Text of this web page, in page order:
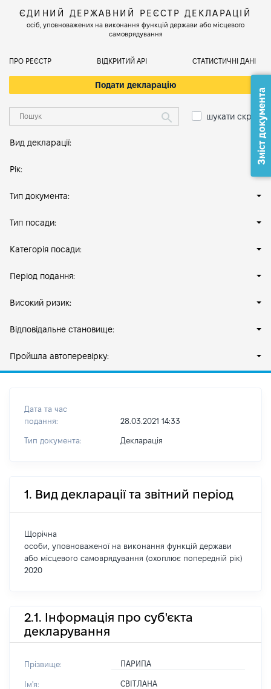
ЄДИНИЙ ДЕРЖАВНИЙ РЕЄСТР ДЕКЛАРАЦІЙ
осіб, уповноважених на виконання функцій держави або місцевого
самоврядування
ПРО РЕЄСТР ВІДКРИТИЙ АРІ СТАТИСТИЧНІ ДАНІ
Подати декларацію
шукати скрізь
Вид декларації:
Рік:
Тип документа:
Тип посади:
Категорія посади:
Період подання:
Високий ризик:
Відповідальне становище:
Пройшла автоперевірку:
Дата та час
подання:
28.03.2021 14:33
Тип документа: Декларація
1. Вид декларації та звітний період
Щорічна
особи, уповноваженої на виконання функцій держави
або місцевого самоврядування (охоплює попередній рік)
2020
2.1. Інформація про суб'єкта
декларування
Прізвище: ПАРИПА
Ім'я: СВІТЛАНА
Зміст документа